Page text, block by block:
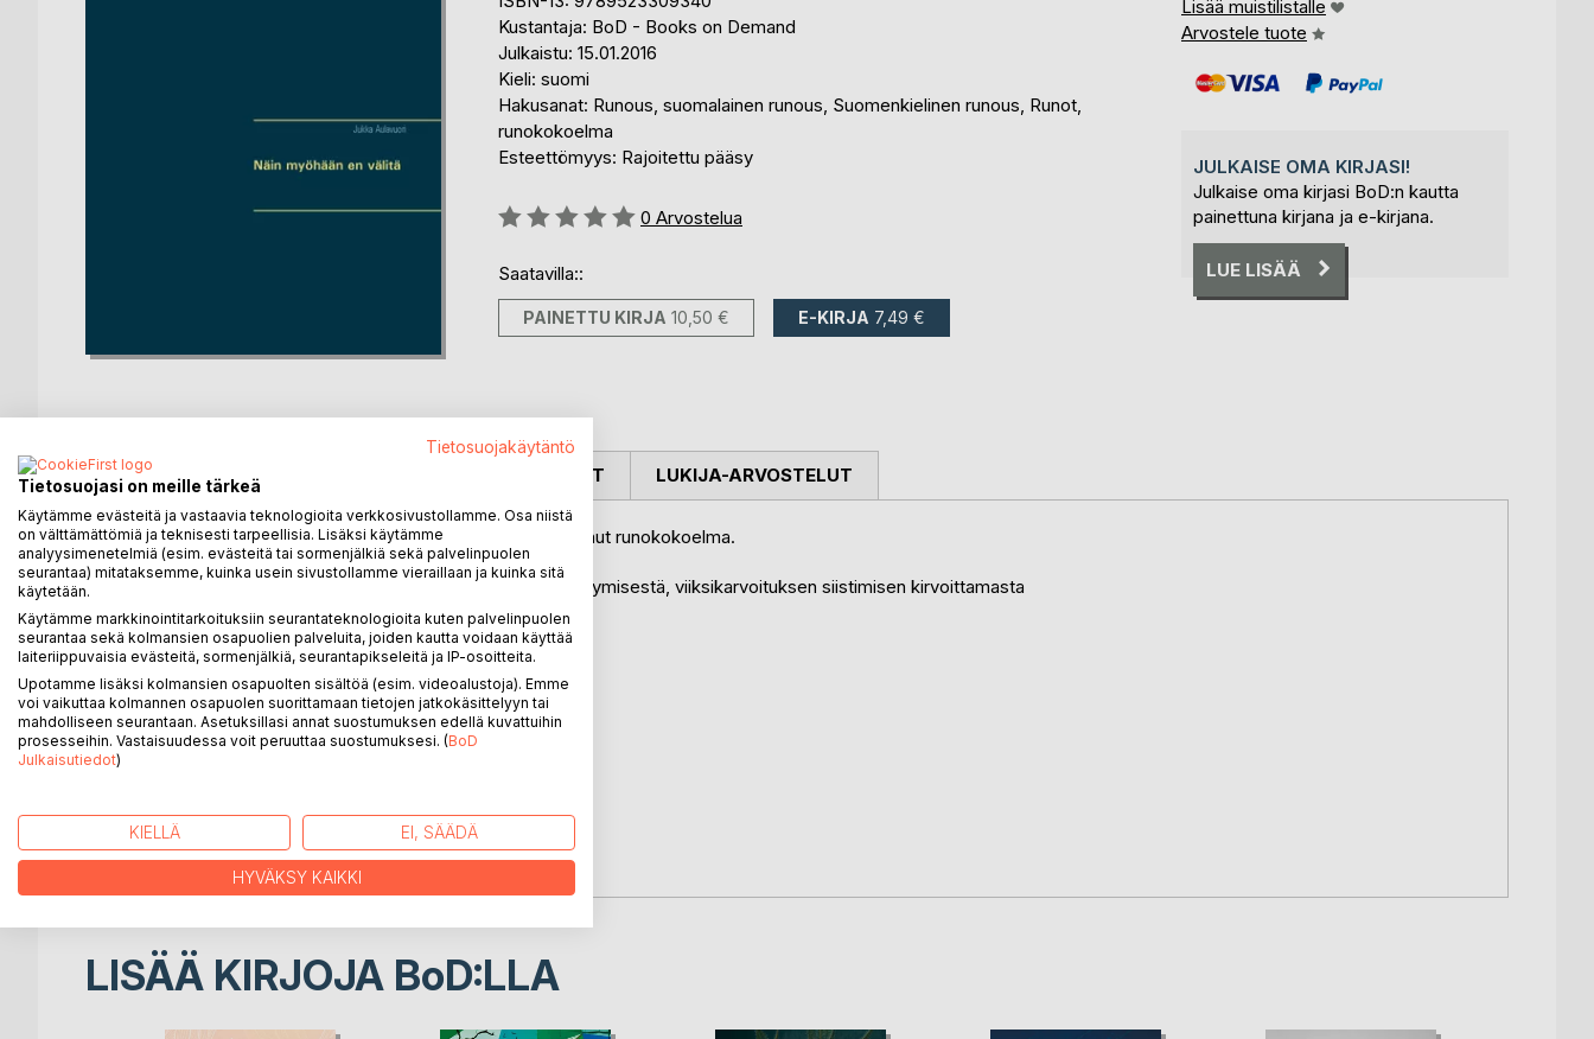
Kustantaja: BoD - Books on Demand
Julkaistu: 15.01.2016
Kieli: suomi
Hakusanat: Runous, suomalainen runous, Suomenkielinen runous, Runot,
runokokoelma
Esteettömyys: Rajoitettu pääsy
Arvostelu::
0 Arvostelua
Saatavilla::
PAINETTU KIRJA 10,50 € E-KIRJA 7,49 €
Lisää muistilistalle
Arvostele tuote
JULKAISE OMA KIRJASI!
Julkaise oma kirjasi BoD:n kautta
painettuna kirjana ja e-kirjana.
LUE LISÄÄ
KUVAUS
Näin myöhään en välitä on viiteen kokonaisuuteen jakautunut runokokoelma.
Tekstit kertovat muun muassa odotuksista sekä niihin pettymisestä, viiksikarvoituksen siistimisen kirvoittamasta
piinasta, arjesta, yöstä ja rakkaudesta.
"Lehtiä kaikkialla
epätodellinen maailma
tässä lämpötilassa sisäisessä
tuntuu kuin aurinko minua kiertäisi"
KIRJAILIJA LEHDISTÖARVOSTELUT LUKIJA-ARVOSTELUT
LISÄÄ KIRJOJA BoD:LLA
Tietosuojakäytäntö
Tietosuojasi on meille tärkeä
Käytämme evästeitä ja vastaavia teknologioita verkkosivustollamme. Osa niistä
on välttämättömiä ja teknisesti tarpeellisia. Lisäksi käytämme
analyysimenetelmiä (esim. evästeitä tai sormenjälkiä sekä palvelinpuolen
seurantaa) mitataksemme, kuinka usein sivustollamme vieraillaan ja kuinka sitä
käytetään.
Käytämme markkinointitarkoituksiin seurantateknologioita kuten palvelinpuolen
seurantaa sekä kolmansien osapuolien palveluita, joiden kautta voidaan käyttää
laiteriippuvaisia evästeitä, sormenjälkiä, seurantapikseleitä ja IP-osoitteita.
Upotamme lisäksi kolmansien osapuolten sisältöä (esim. videoalustoja). Emme
voi vaikuttaa kolmannen osapuolen suorittamaan tietojen jatkokäsittelyyn tai
mahdolliseen seurantaan. Asetuksillasi annat suostumuksen edellä kuvattuihin
prosesseihin. Vastaisuudessa voit peruuttaa suostumuksesi. (BoD
Julkaisutiedot)
KIELLÄ EI, SÄÄDÄ
HYVÄKSY KAIKKI